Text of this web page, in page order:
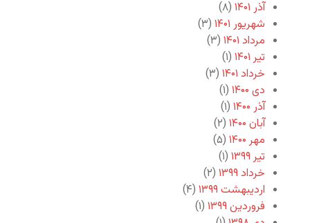
آذر ۱۴۰۱
(۸)
شهریور ۱۴۰۱
(۳)
مرداد ۱۴۰۱
(۳)
تیر ۱۴۰۱
(۱)
خرداد ۱۴۰۱
(۳)
دی ۱۴۰۰
(۱)
آذر ۱۴۰۰
(۱)
آبان ۱۴۰۰
(۲)
مهر ۱۴۰۰
(۵)
تیر ۱۳۹۹
(۱)
خرداد ۱۳۹۹
(۲)
اردیبهشت ۱۳۹۹
(۴)
فروردین ۱۳۹۹
(۱)